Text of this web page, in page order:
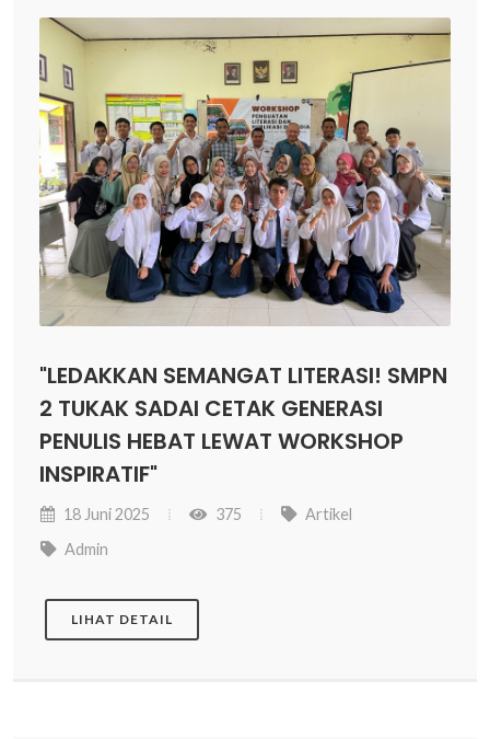
"LEDAKKAN SEMANGAT LITERASI! SMPN
2 TUKAK SADAI CETAK GENERASI
PENULIS HEBAT LEWAT WORKSHOP
INSPIRATIF"
18 Juni 2025 375
Artikel
Admin
LIHAT DETAIL